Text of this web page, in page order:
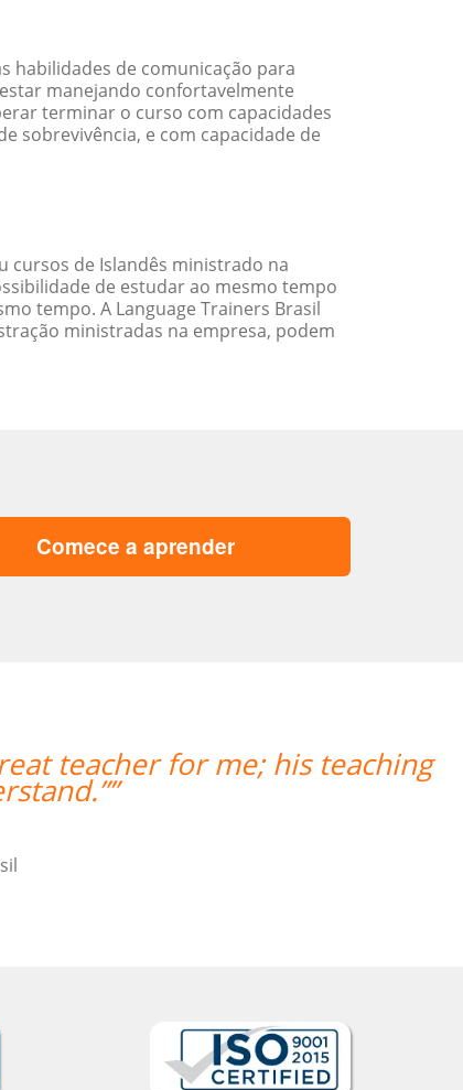
habilidades de comunicação para
manejando confortavelmente
terminar o curso com capacidades
sobrevivência, e com capacidade de
cursos de Islandês ministrado na
de estudar ao mesmo tempo
tempo. A Language Trainers Brasil
ministradas na empresa, podem
Comece a aprender
“”O professor é bastante